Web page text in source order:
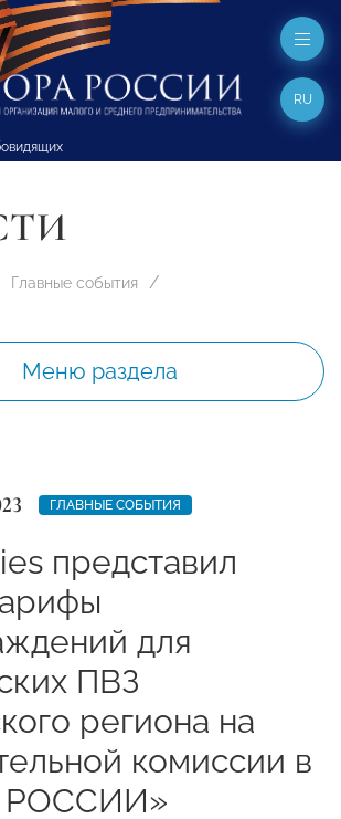
RU
Главные события
Меню раздела
ГЛАВНЫЕ СОБЫТИЯ
представил
для
ПВЗ
региона на
комиссии в